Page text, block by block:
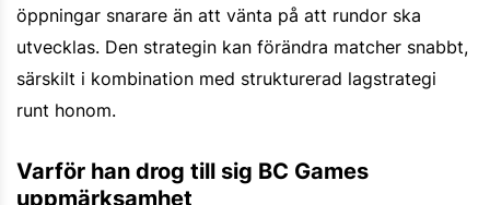
öppningar snarare än att vänta på att rundor ska
utvecklas. Den strategin kan förändra matcher snabbt,
särskilt i kombination med strukturerad lagstrategi
runt honom.
Varför han drog till sig BC Games
uppmärksamhet